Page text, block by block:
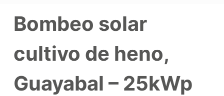
Bombeo solar
cultivo de heno,
Guayabal – 25kWp